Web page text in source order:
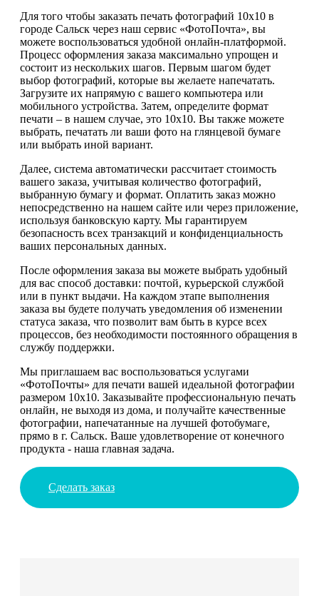
Для того чтобы заказать печать фотографий 10х10 в
городе Сальск через наш сервис «ФотоПочта», вы
можете воспользоваться удобной онлайн-платформой.
Процесс оформления заказа максимально упрощен и
состоит из нескольких шагов. Первым шагом будет
выбор фотографий, которые вы желаете напечатать.
Загрузите их напрямую с вашего компьютера или
мобильного устройства. Затем, определите формат
печати – в нашем случае, это 10х10. Вы также можете
выбрать, печатать ли ваши фото на глянцевой бумаге
или выбрать иной вариант.
Далее, система автоматически рассчитает стоимость
вашего заказа, учитывая количество фотографий,
выбранную бумагу и формат. Оплатить заказ можно
непосредственно на нашем сайте или через приложение,
используя банковскую карту. Мы гарантируем
безопасность всех транзакций и конфиденциальность
ваших персональных данных.
После оформления заказа вы можете выбрать удобный
для вас способ доставки: почтой, курьерской службой
или в пункт выдачи. На каждом этапе выполнения
заказа вы будете получать уведомления об изменении
статуса заказа, что позволит вам быть в курсе всех
процессов, без необходимости постоянного обращения в
службу поддержки.
Мы приглашаем вас воспользоваться услугами
«ФотоПочты» для печати вашей идеальной фотографии
размером 10х10. Заказывайте профессиональную печать
онлайн, не выходя из дома, и получайте качественные
фотографии, напечатанные на лучшей фотобумаге,
прямо в г. Сальск. Ваше удовлетворение от конечного
продукта - наша главная задача.
Сделать заказ